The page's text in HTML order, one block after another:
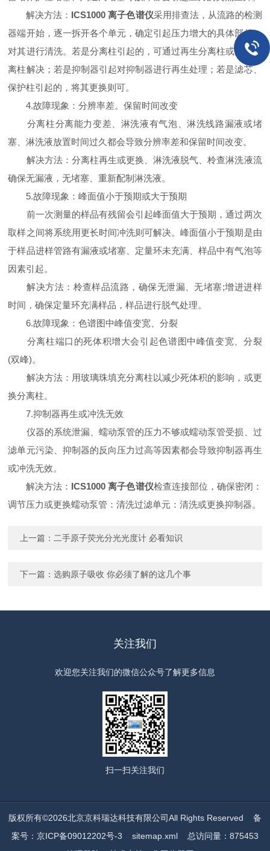
解决方法： ICS1000 离子色谱仪采用排查法，从流路的检测
器端开始，逐一拆开各个单元，确定引起压力增大的具体部件，
对其进行清洗。若是分离柱引起的，可通过再生分离柱或更换分
离柱解决；若是抑制器引起对抑制器进行再生处理；若是滤芯、
保护柱引起的，将其更换则可。
4.故障现象：分辨率差。保留时间改变
分离柱分离能力变差、淋洗液有气泡、淋洗线路漏液或堵
塞、淋洗液放置时间过久都会导致分辨率差和保留时间改变。
解决方法：分离柱再生或更换、淋洗液脱气、柃查淋洗液流
确保无漏液，无堵塞、重新配制淋洗液。
5.故障现象：峰面值小于预期或大于预期
前一次测量的样品有残留会引起峰面值大于预期，通过两次
取样之间将系统用更长时间冲洗则可解决。峰面值小于预期是由
于样品进样管路有漏液或堵塞、定量环未充满、样品中有气泡等
因素引起。
解决方法：柃查样品流路，确保无泄漏、无堵塞;增进进样
时间，确保定量环充满样品，样品进行脱气处理。
6.故障现象：色谱图中峰值变宽、分裂
分离柱端口的死体积增大会引起色谱图中峰值变宽、分裂
(双峰)。
解决方法：用玻璃珠填充分离柱以减少死体积的影响，或更
换分离柱。
7.抑制器再生或冲洗无效
仪器的系统泄漏、蠕动泵管的压力不够或蠕动泵管受损、过
滤单元污染、抑制器的反向压力过高等因素都会导致抑制器再生
或冲洗无效。
解决方法： ICS1000 离子色谱仪检查连接部位，确保密闭：
调节压力或更换蠕动泵管：清洗过滤单元：清洗或更换抑制器。
上一篇： 二手原子荧光分光光度计 必看知识
下一篇：选购原子吸收 你必须了解的这几个事
关注我们
欢迎您关注我们的微信公众号了解更多信息
扫一扫关注我们
版权所有©2026北京京科瑞达科技有限公司All Rights Reserved 备
案号：京ICP备09012202号-3
sitemap.xml总访问量：875453